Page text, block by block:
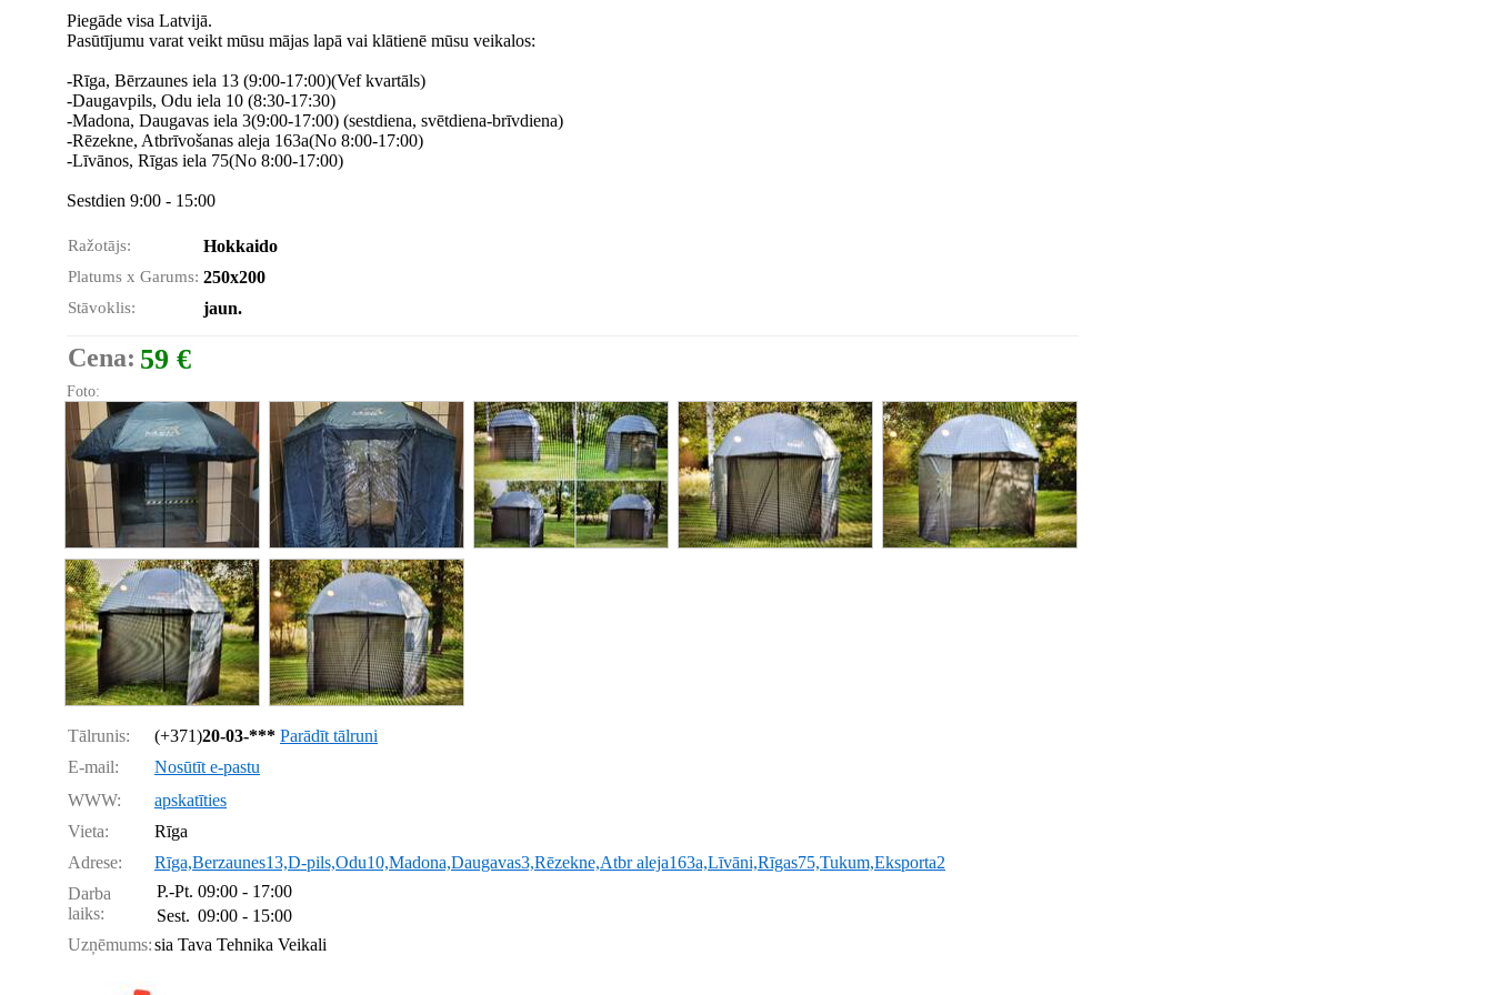
Piegāde visa Latvijā.
Pasūtījumu varat veikt mūsu mājas lapā vai klātienē mūsu veikalos:
-Rīga, Bērzaunes iela 13 (9:00-17:00)(Vef kvartāls)
-Daugavpils, Odu iela 10 (8:30-17:30)
-Madona, Daugavas iela 3(9:00-17:00) (sestdiena, svētdiena-brīvdiena)
-Rēzekne, Atbrīvošanas aleja 163a(No 8:00-17:00)
-Līvānos, Rīgas iela 75(No 8:00-17:00)
Sestdien 9:00 - 15:00
Ražotājs: Hokkaido
Platums x Garums: 250x200
Stāvoklis: jaun.
Cena: 59 €
Foto:
Tālrunis: (+371)20-03-*** Parādīt tālruni
E-mail:
Nosūtīt e-pastu
WWW:
apskatīties
Vieta:
Rīga
Adrese:
Rīga,Berzaunes13,D-pils,Odu10,Madona,Daugavas3,Rēzekne,Atbr aleja163a,Līvāni,Rīgas75,Tukum,Eksporta2
Darba
laiks:
P.-Pt. 09:00 - 17:00
Sest. 09:00 - 15:00
Uzņēmums:sia Tava Tehnika Veikali